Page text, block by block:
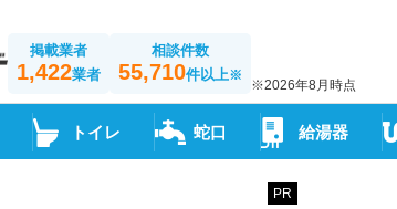
掲載業者
1,422業者
相談件数
55,710件以上※
※2026年8月時点
トイレ 蛇口 給湯器
PR